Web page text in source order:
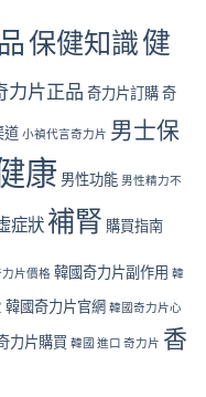
保健知識健
力片正品 奇力片訂購奇
道 小禎代言奇力片 男士保
康 男性功能 男性精力不
症狀補腎 購買指南
片價格 韓國奇力片副作用 韓
韓國奇力片官網 韓國奇力片心
力片購買 韓國 進口 奇力片 香